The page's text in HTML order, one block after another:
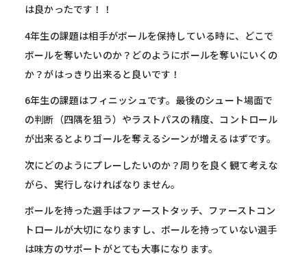
は良かったです！！
4年生の課題は相手がボールを保持している時に、どこで
ボールを奪いたいのか？どのようにボールを奪いにいくの
か？がはっきり出来ると良いです！
6年生の課題はフィニッシュです。最後のシュート場面で
の判断（四隅を狙う）やラストパスの精度、コントロール
が出来るとよりゴールを奪えるシーンが増えるはずです。
次にどのようにプレーしたいのか？周りを良く観て考えな
がら、実行しなければなりません。
ボールを持った選手はファーストタッチ、ファーストコン
トロールが大切になりますし、ボールを持っていない選手
は味方のサポートがとても大事になります。